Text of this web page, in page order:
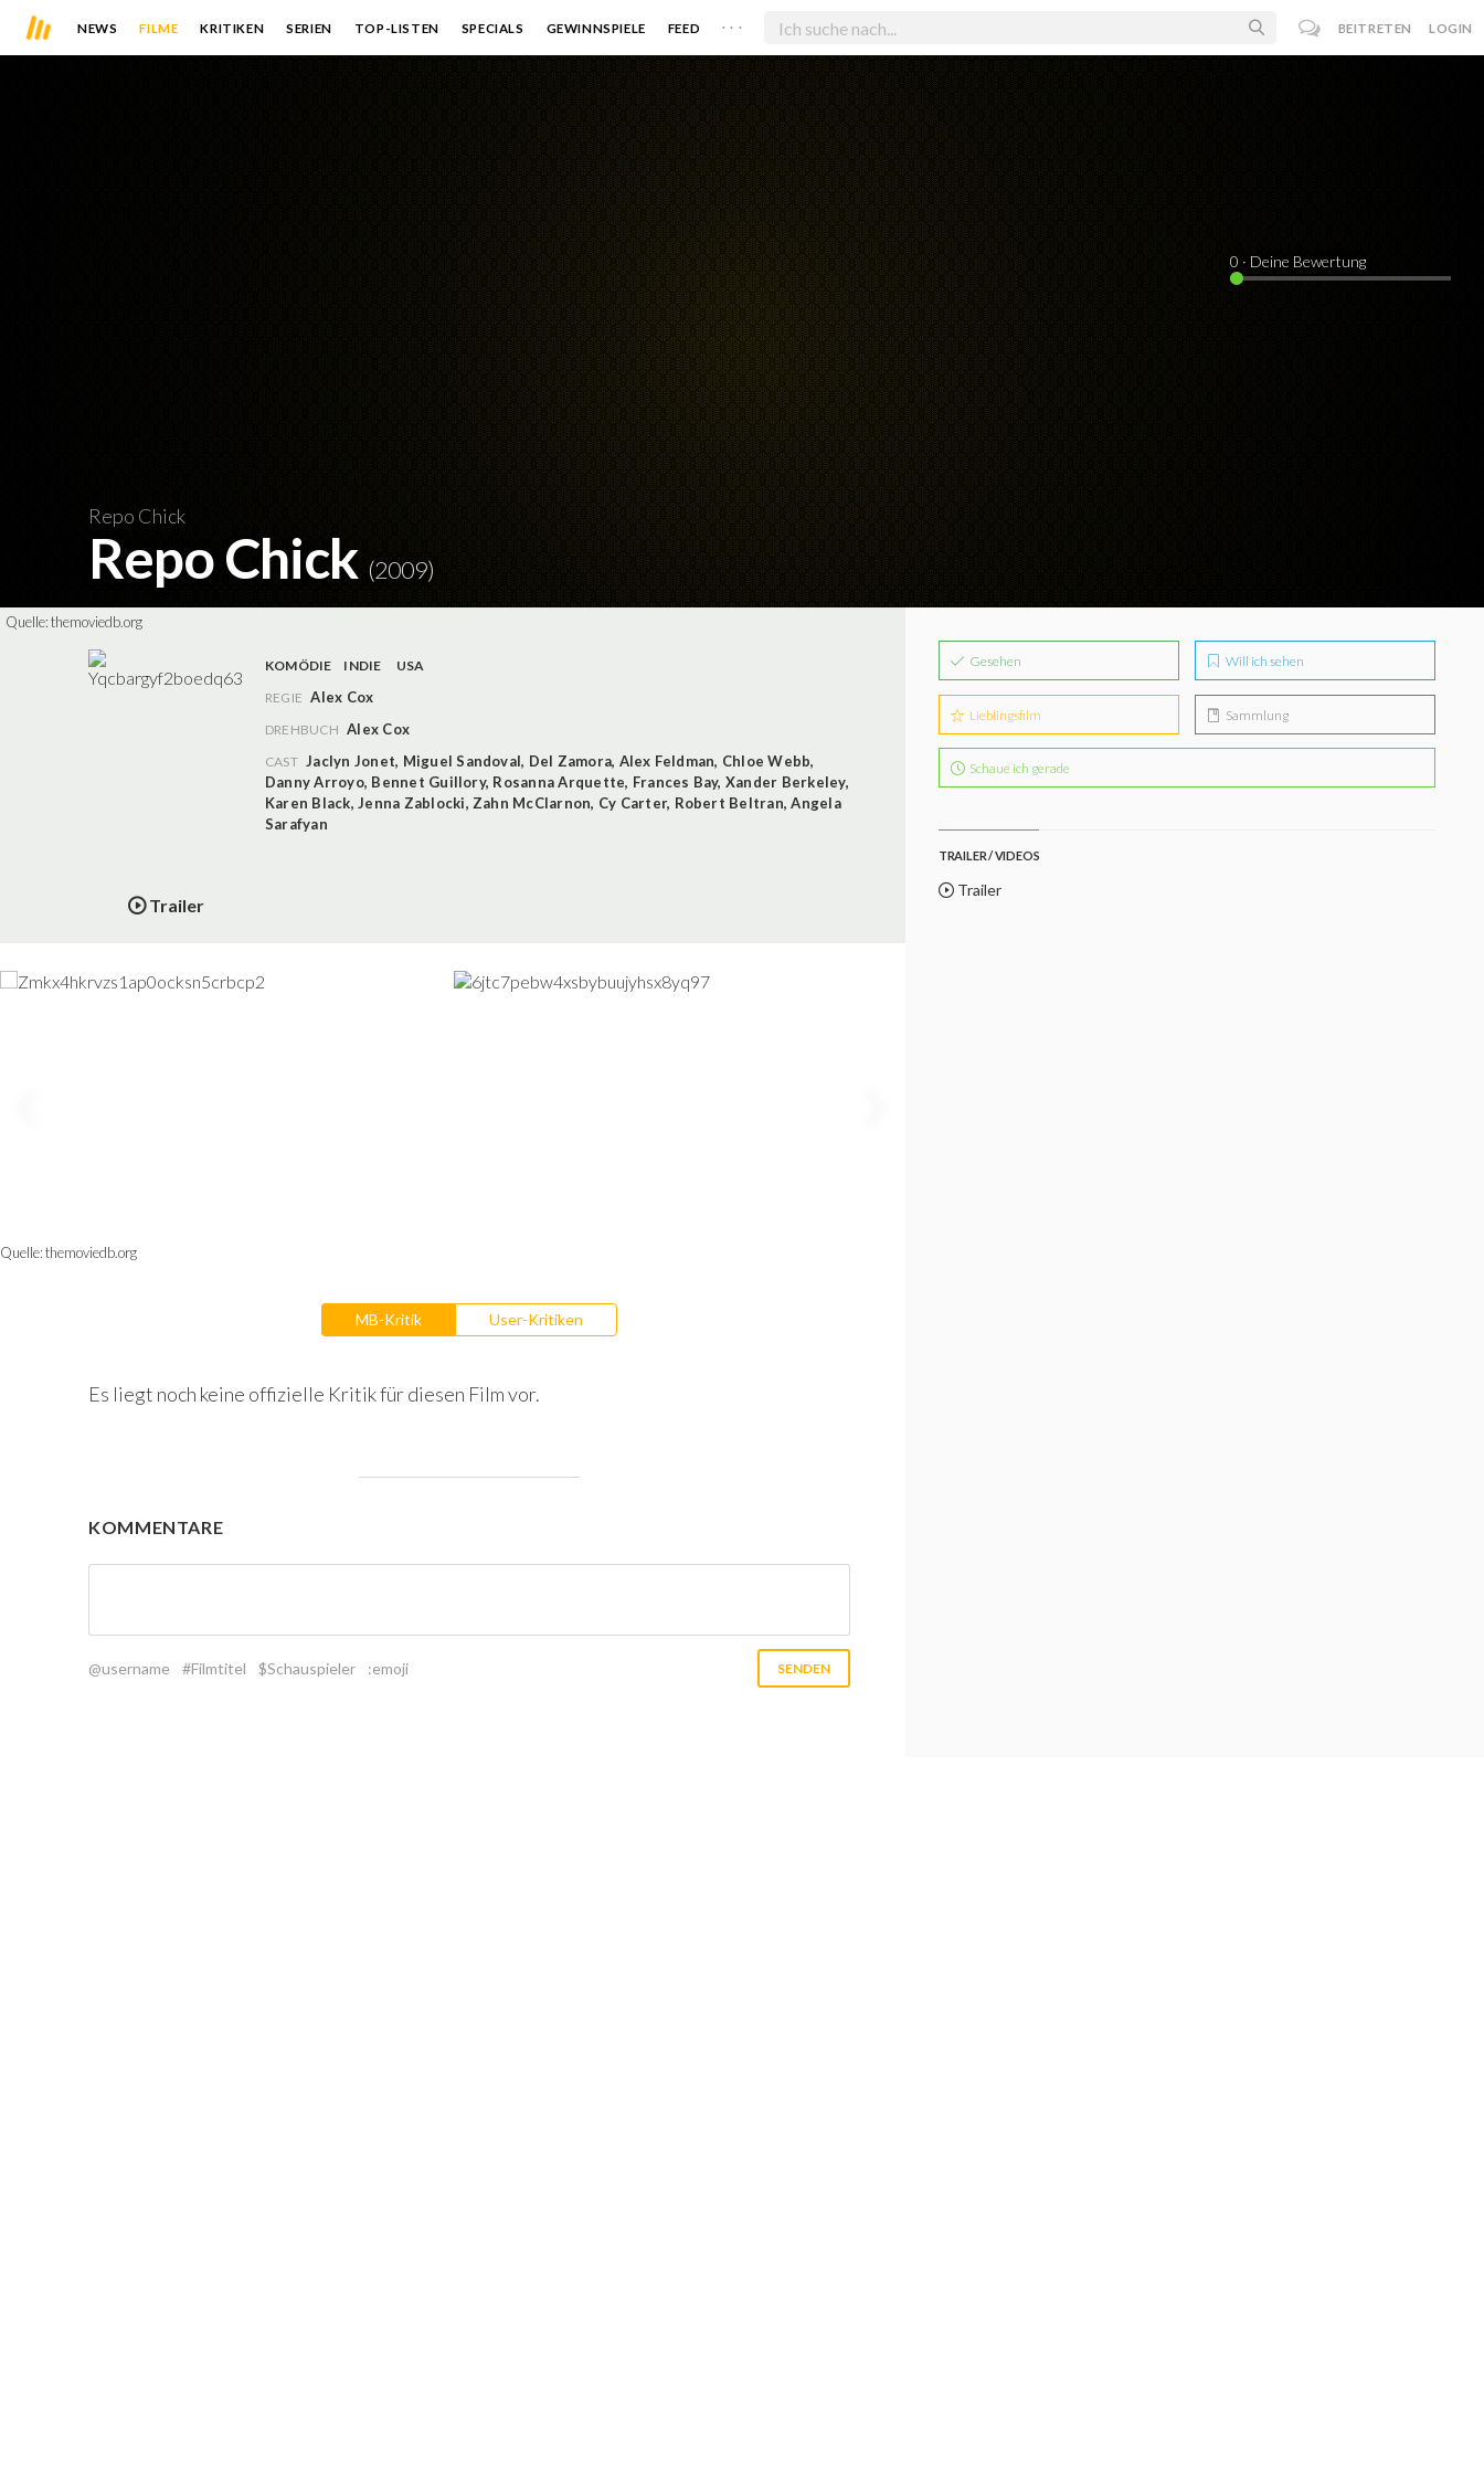
NEWS FILME KRITIKEN SERIEN TOP-LISTEN SPECIALS GEWINNSPIELE FEED . . . BEITRETEN LOGIN
Repo Chick
Repo Chick (2009)
0 · Deine Bewertung
Quelle:themoviedb.org
Trailer
KOMÖDIE INDIE
USA
REGIE Alex Cox
DREHBUCH Alex Cox
CAST Jaclyn Jonet, Miguel Sandoval, Del Zamora, Alex Feldman, Chloe Webb,
Danny Arroyo, Bennet Guillory, Rosanna Arquette, Frances Bay, Xander Berkeley,
Karen Black,Jenna Zablocki, Zahn McClarnon, Cy Carter, Robert Beltran,Angela
Sarafyan
Quelle:themoviedb.org
MB-Kritik User-Kritiken
Es liegt noch keine offizielle Kritik für diesen Film vor.
KOMMENTARE
@username #Filmtitel $Schauspieler :emoji
Gesehen Will ich sehen
Lieblingsfilm Sammlung
Schaue ich gerade
TRAILER / VIDEOS
Trailer